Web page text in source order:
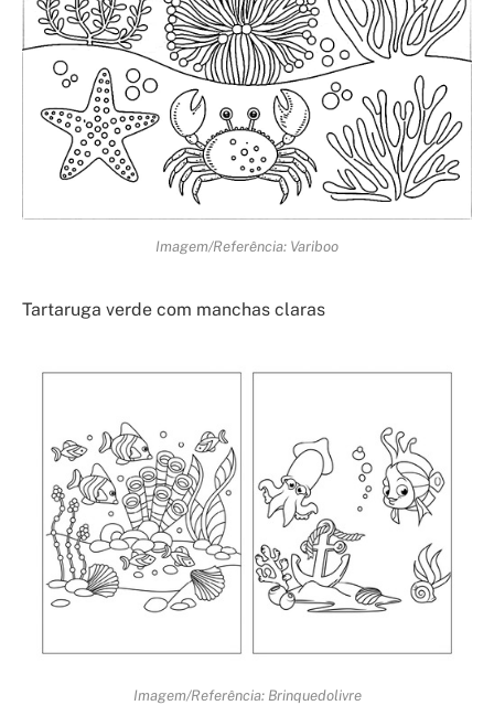
Imagem/Referência: Variboo
Tartaruga verde com manchas claras
Imagem/Referência: Brinquedolivre